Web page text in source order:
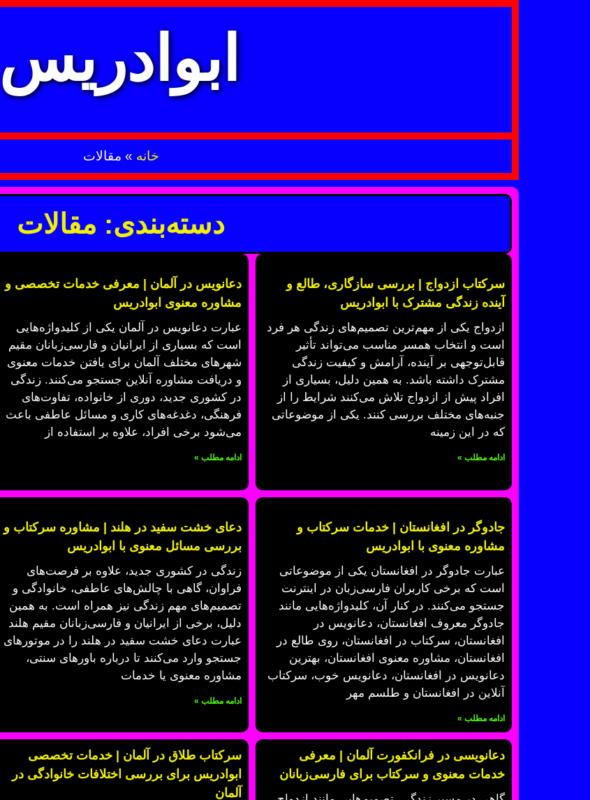
ابوادریس
خانه » مقالات
دسته‌بندی: مقالات
سرکتاب ازدواج | بررسی سازگاری، طالع و
آینده زندگی مشترک با ابوادریس
ازدواج یکی از مهم‌ترین تصمیم‌های زندگی هر فرد
است و انتخاب همسر مناسب می‌تواند تأثیر
قابل‌توجهی بر آینده، آرامش و کیفیت زندگی
مشترک داشته باشد. به همین دلیل، بسیاری از
افراد پیش از ازدواج تلاش می‌کنند شرایط را از
جنبه‌های مختلف بررسی کنند. یکی از موضوعاتی
که در این زمینه
ادامه مطلب »
دعانویس در آلمان | معرفی خدمات تخصصی و
مشاوره معنوی ابوادریس
عبارت دعانویس در آلمان یکی از کلیدواژه‌هایی
است که بسیاری از ایرانیان و فارسی‌زبانان مقیم
شهرهای مختلف آلمان برای یافتن خدمات معنوی
و دریافت مشاوره آنلاین جستجو می‌کنند. زندگی
در کشوری جدید، دوری از خانواده، تفاوت‌های
فرهنگی، دغدغه‌های کاری و مسائل عاطفی باعث
می‌شود برخی افراد، علاوه بر استفاده از
ادامه مطلب »
جادوگر در افغانستان | خدمات سرکتاب و
مشاوره معنوی با ابوادریس
عبارت جادوگر در افغانستان یکی از موضوعاتی
است که برخی کاربران فارسی‌زبان در اینترنت
جستجو می‌کنند. در کنار آن، کلیدواژه‌هایی مانند
جادوگر معروف افغانستان، دعانویس در
افغانستان، سرکتاب در افغانستان، روی طالع در
افغانستان، مشاوره معنوی افغانستان، بهترین
دعانویس در افغانستان، دعانویس خوب، سرکتاب
آنلاین در افغانستان و طلسم مهر
ادامه مطلب »
دعای خشت سفید در هلند | مشاوره سرکتاب و
بررسی مسائل معنوی با ابوادریس
زندگی در کشوری جدید، علاوه بر فرصت‌های
فراوان، گاهی با چالش‌های عاطفی، خانوادگی و
تصمیم‌های مهم زندگی نیز همراه است. به همین
دلیل، برخی از ایرانیان و فارسی‌زبانان مقیم هلند
عبارت دعای خشت سفید در هلند را در موتورهای
جستجو وارد می‌کنند تا درباره باورهای سنتی،
مشاوره معنوی یا خدمات
ادامه مطلب »
دعانویسی در فرانکفورت آلمان | معرفی
خدمات معنوی و سرکتاب برای فارسی‌زبانان
سرکتاب طلاق در آلمان | خدمات تخصصی
ابوادریس برای بررسی اختلافات خانوادگی در
آلمان